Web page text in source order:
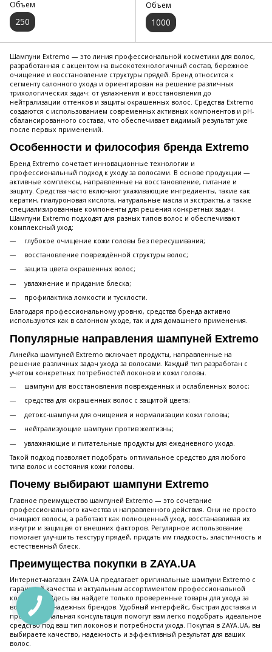
Объем
250
Объем
1000
Шампуни Extremo — это линия профессиональной косметики для волос,
разработанная с акцентом на высокотехнологичный состав, бережное
очищение и восстановление структуры прядей. Бренд относится к
сегменту салонного ухода и ориентирован на решение различных
трихологических задач: от увлажнения и восстановления до
нейтрализации оттенков и защиты окрашенных волос. Средства Extremo
создаются с использованием современных активных компонентов и pH-
сбалансированного состава, что обеспечивает видимый результат уже
после первых применений.
Особенности и философия бренда Extremo
Бренд Extremo сочетает инновационные технологии и
профессиональный подход к уходу за волосами. В основе продукции —
активные комплексы, направленные на восстановление, питание и
защиту. Средства часто включают ухаживающие ингредиенты, такие как
кератин, гиалуроновая кислота, натуральные масла и экстракты, а также
специализированные компоненты для решения конкретных задач.
Шампуни Extremo подходят для разных типов волос и обеспечивают
комплексный уход:
глубокое очищение кожи головы без пересушивания;
восстановление повреждённой структуры волос;
защита цвета окрашенных волос;
увлажнение и придание блеска;
профилактика ломкости и тусклости.
Благодаря профессиональному уровню, средства бренда активно
используются как в салонном уходе, так и для домашнего применения.
Популярные направления шампуней Extremo
Линейка шампуней Extremo включает продукты, направленные на
решение различных задач ухода за волосами. Каждый тип разработан с
учетом конкретных потребностей локонов и кожи головы.
шампуни для восстановления поврежденных и ослабленных волос;
средства для окрашенных волос с защитой цвета;
детокс-шампуни для очищения и нормализации кожи головы;
нейтрализующие шампуни против желтизны;
увлажняющие и питательные продукты для ежедневного ухода.
Такой подход позволяет подобрать оптимальное средство для любого
типа волос и состояния кожи головы.
Почему выбирают шампуни Extremo
Главное преимущество шампуней Extremo — это сочетание
профессионального качества и направленного действия. Они не просто
очищают волосы, а работают как полноценный уход, восстанавливая их
изнутри и защищая от внешних факторов. Регулярное использование
помогает улучшить текстуру прядей, придать им гладкость, эластичность и
естественный блеск.
Преимущества покупки в ZAYA.UA
Интернет-магазин ZAYA.UA предлагает оригинальные шампуни Extremo с
гарантией качества и актуальным ассортиментом профессиональной
косметики. Здесь вы найдете только проверенные товары для ухода за
волосами от надежных брендов. Удобный интерфейс, быстрая доставка и
профессиональная консультация помогут вам легко подобрать идеальное
средство под ваш тип локонов и потребности ухода. Покупая в ZAYA.UA, вы
выбираете качество, надежность и эффективный результат для ваших
волос.